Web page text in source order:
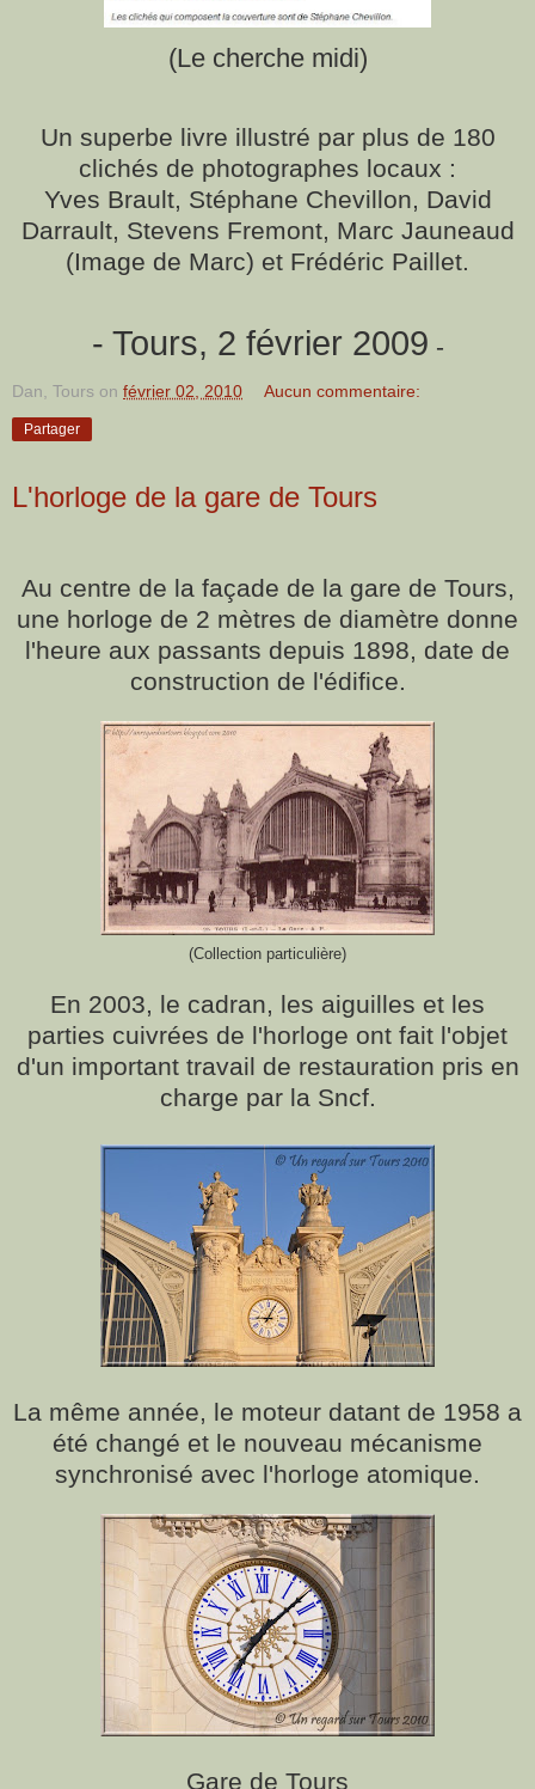
(Le cherche midi)
Un superbe livre illustré par plus de 180
clichés de photographes locaux :
Yves Brault, Stéphane Chevillon, David
Darrault, Stevens Fremont, Marc Jauneaud
(Image de Marc) et Frédéric Paillet.
- Tours, 2 février 2009 -
Dan, Tours on février 02, 2010 Aucun commentaire:
Partager
L'horloge de la gare de Tours
Au centre de la façade de la gare de Tours,
une horloge de 2 mètres de diamètre donne
l'heure aux passants depuis 1898, date de
construction de l'édifice.
(Collection particulière)
En 2003, le cadran, les aiguilles et les
parties cuivrées de l'horloge ont fait l'objet
d'un important travail de restauration pris en
charge par la Sncf.
La même année, le moteur datant de 1958 a
été changé et le nouveau mécanisme
synchronisé avec l'horloge atomique.
Gare de Tours